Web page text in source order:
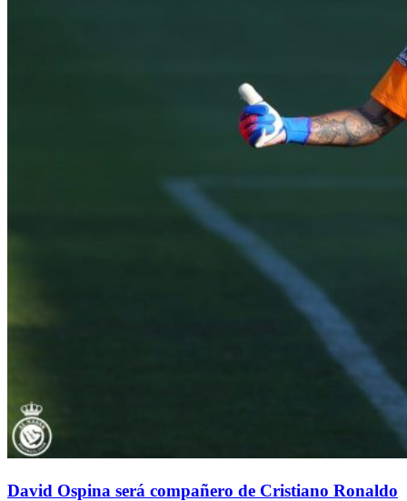
David Ospina será compañero de Cristiano Ronaldo